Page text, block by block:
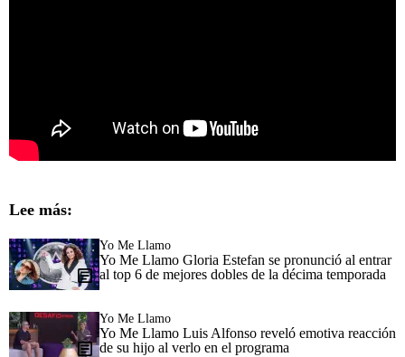
Lee más:
Yo Me Llamo
Yo Me Llamo Gloria Estefan se pronunció al entrar
al top 6 de mejores dobles de la décima temporada
Yo Me Llamo
Yo Me Llamo Luis Alfonso reveló emotiva reacción
de su hijo al verlo en el programa